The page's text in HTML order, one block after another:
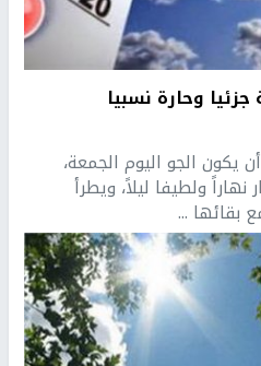
وحارة نسبيا
يكون الجو اليوم الجمعة،
نهاراً ولطيفا ليلاً، ويطرأ
بقائها ...